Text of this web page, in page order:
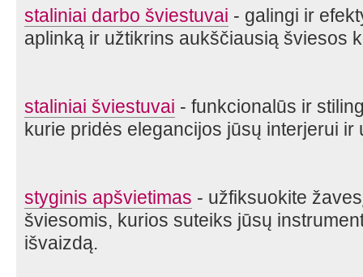
staliniai darbo šviestuvai - galingi ir
aplinką ir užtikrins aukščiausią šviesos
staliniai šviestuvai - funkcionalūs ir
kurie pridės elegancijos jūsų interjerui ir
styginis apšvietimas - užfiksuokite
šviesomis, kurios suteiks jūsų
išvaizdą.